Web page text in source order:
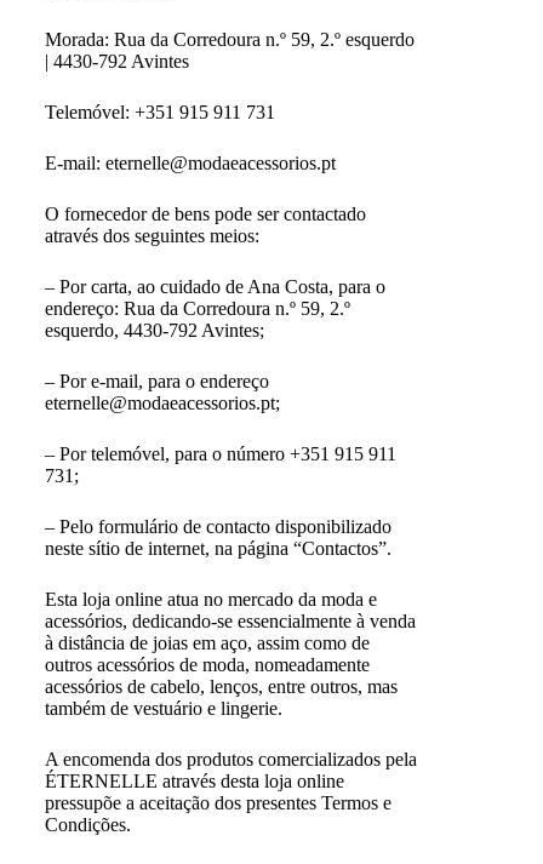
Morada: Rua da Corredoura n.º 59, 2.º esquerdo
| 4430-792 Avintes
Telemóvel: +351 915 911 731
E-mail: eternelle@modaeacessorios.pt
O fornecedor de bens pode ser contactado
através dos seguintes meios:
– Por carta, ao cuidado de Ana Costa, para o
endereço: Rua da Corredoura n.º 59, 2.º
esquerdo, 4430-792 Avintes;
– Por e-mail, para o endereço
eternelle@modaeacessorios.pt;
– Por telemóvel, para o número +351 915 911
731;
– Pelo formulário de contacto disponibilizado
neste sítio de internet, na página “Contactos”.
Esta loja online atua no mercado da moda e
acessórios, dedicando-se essencialmente à venda
à distância de joias em aço, assim como de
outros acessórios de moda, nomeadamente
acessórios de cabelo, lenços, entre outros, mas
também de vestuário e lingerie.
A encomenda dos produtos comercializados pela
ÉTERNELLE através desta loja online
pressupõe a aceitação dos presentes Termos e
Condições.